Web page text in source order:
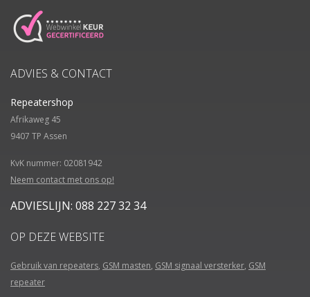
ADVIES & CONTACT
Repeatershop
Afrikaweg 45
9407 TP Assen
KvK nummer: 02081942
Neem contact met ons op!
ADVIESLIJN: 088 227 32 34
OP DEZE WEBSITE
Gebruik van repeaters, GSM masten, GSM signaal versterker, GSM
repeater